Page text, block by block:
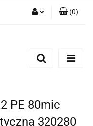
Zarejestruj się
(0)
PE 80mic
320280